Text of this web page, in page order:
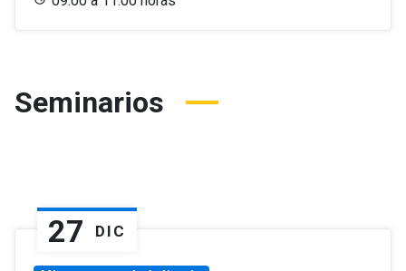
Seminarios
27 DIC